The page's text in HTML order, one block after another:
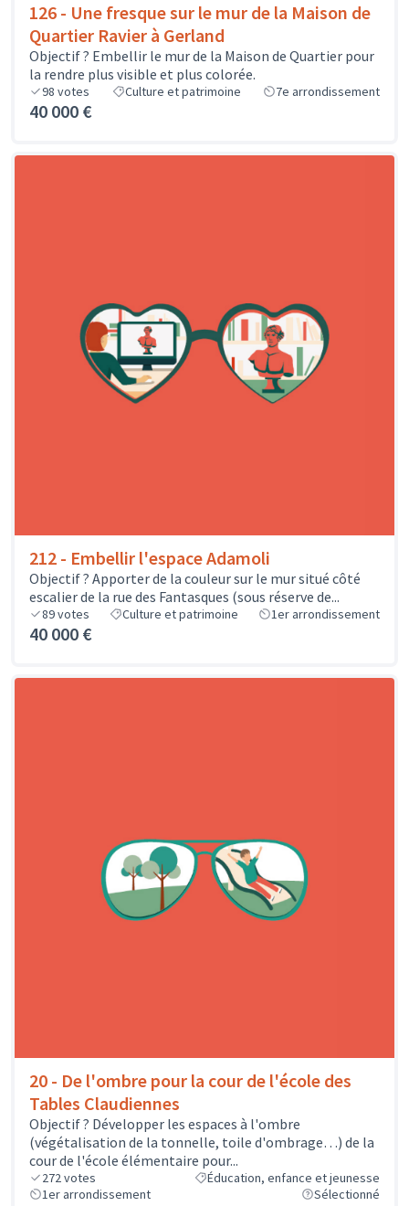
126 - Une fresque sur le mur de la Maison de
Quartier Ravier à Gerland
Objectif ? Embellir le mur de la Maison de Quartier pour
la rendre plus visible et plus colorée.
98 votes Culture et patrimoine 7e arrondissement
40 000 €
212 - Embellir l'espace Adamoli
Objectif ? Apporter de la couleur sur le mur situé côté
escalier de la rue des Fantasques (sous réserve de...
89votes Culture et patrimoine 1er arrondissement
40 000 €
20 - De l'ombre pour la cour de l'école des
Tables Claudiennes
Objectif ? Développer les espaces à l'ombre
(végétalisation de la tonnelle, toile d'ombrage…) de la
cour de l'école élémentaire pour...
272votes
Éducation, enfance et jeunesse
1er arrondissement
Sélectionné